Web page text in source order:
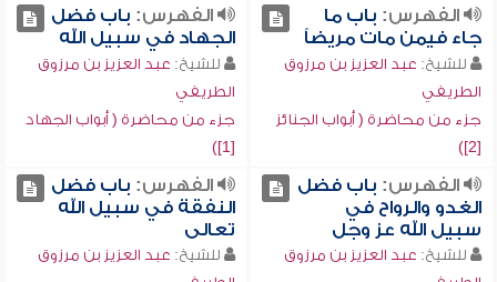
الفهرس: باب ما
جاء فيمن مات مريضاً
للشيخ: عبد العزيز بن مرزوق
الطريفي
جزء من محاضرة ( أبواب الجنائز
[2])
الفهرس: باب فضل
الجهاد في سبيل الله
للشيخ: عبد العزيز بن مرزوق
الطريفي
جزء من محاضرة ( أبواب الجهاد
[1])
الفهرس: باب فضل
الغدو والرواح في
سبيل الله عز وجل
للشيخ: عبد العزيز بن مرزوق
الفهرس: باب فضل
النفقة في سبيل الله
تعالى
للشيخ: عبد العزيز بن مرزوق